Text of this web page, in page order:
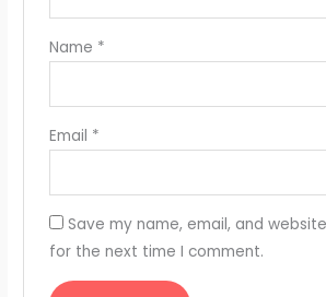
Name *
Email *
Save my name, email, and
for the next time I comment.